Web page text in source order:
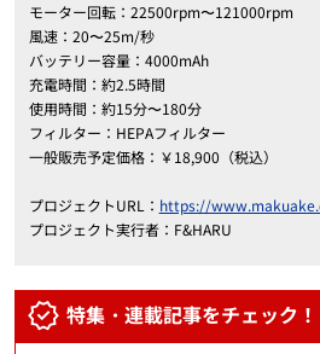
モーター回転：22500rpm〜121000rpm
風速：20〜25m/秒
バッテリー容量：4000mAh
充電時間：約2.5時間
使用時間：約15分〜180分
フィルター：HEPAフィルター
一般販売予定価格：￥18,900（税込）
プロジェクトURL： https://
プロジェクト実行者：F&HARU
特集・連載記事をチェック！